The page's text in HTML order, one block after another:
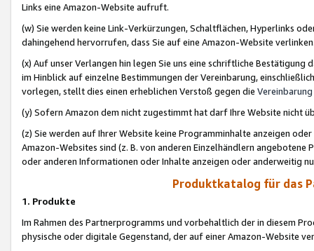
Links eine Amazon-Website aufruft.
(w) Sie werden keine Link-Verkürzungen, Schaltflächen, Hyperlinks
dahingehend hervorrufen, dass Sie auf eine Amazon-Website
(x) Auf unser Verlangen hin legen Sie uns eine schriftliche
im Hinblick auf einzelne Bestimmungen der Vereinbarung,
vorlegen, stellt dies einen erheblichen Verstoß gegen die Vereinbarung
(y) Sofern Amazon dem nicht zugestimmt hat darf Ihre Website nicht
(z) Sie werden auf Ihrer Website keine Programminhalte anzeigen
Amazon-Websites sind (z. B. von anderen Einzelhändlern
oder anderen Informationen oder Inhalte anzeigen oder anderweitig
Produktkatalog für das
1. Produkte
Im Rahmen des Partnerprogramms und vorbehaltlich der in diesem
physische oder digitale Gegenstand, der auf einer Amazon-Website